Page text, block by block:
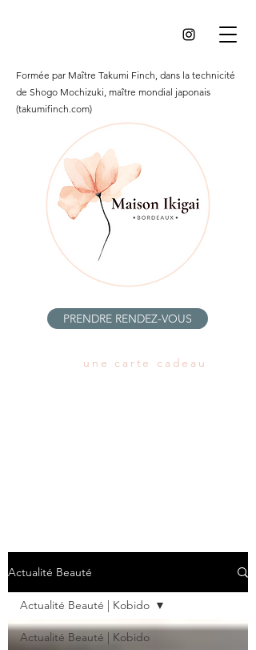
Formée par Maître Takumi Finch, dans la technicité
de Shogo Mochizuki, maître mondial japonais
(takumifinch.com)
PRENDRE RENDEZ-VOUS
une carte cadeau
Actualité Beauté
Actualité Beauté | Kobido
Actualité Beauté | Kobido